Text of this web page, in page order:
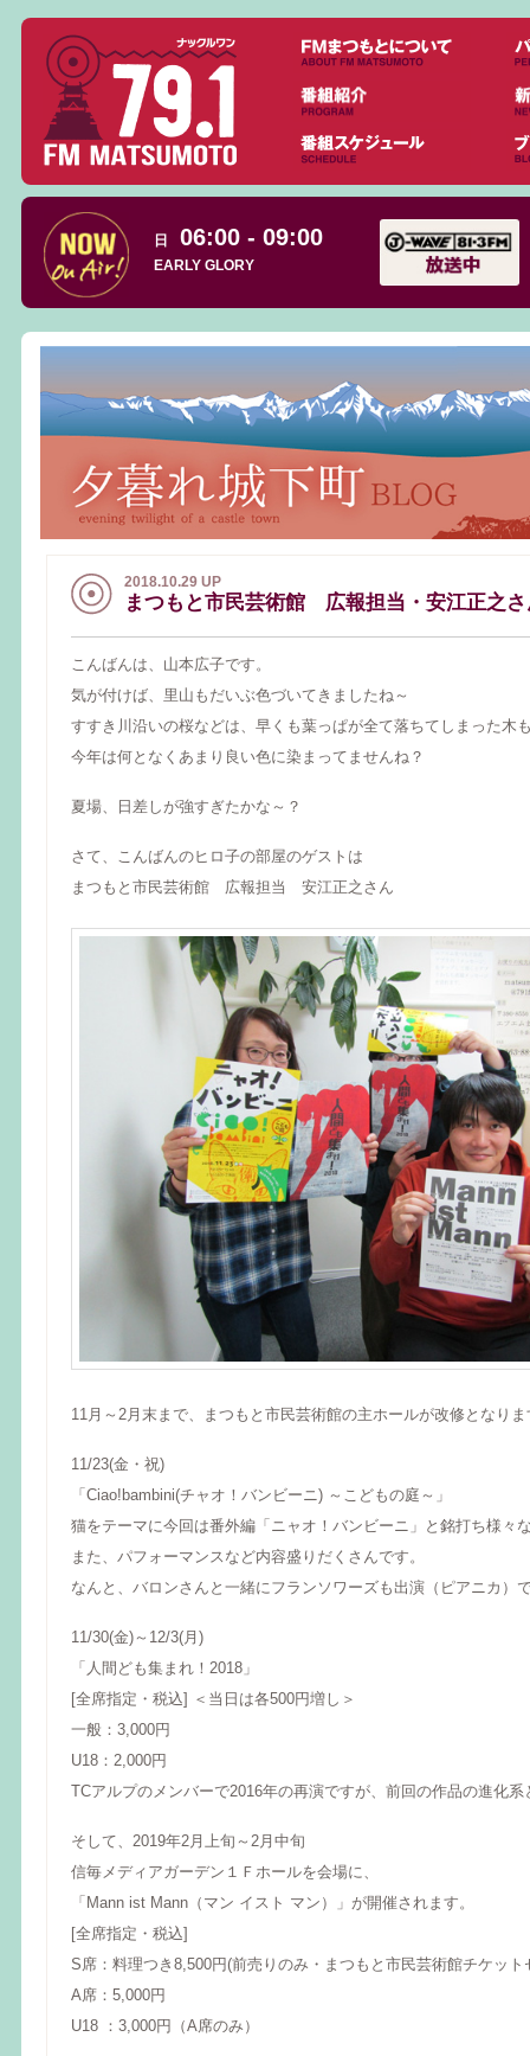
日 06:00 - 09:00
EARLY GLORY
2018.10.29 UP
まつもと市民芸術館 広報担当・安江正之さ
こんばんは、山本広子です。
気が付けば、里山もだいぶ色づいてきましたね～
すすき川沿いの桜などは、早くも葉っぱが全て落ちてしまった木
今年は何となくあまり良い色に染まってませんね？
夏場、日差しが強すぎたかな～？
さて、こんばんのヒロ子の部屋のゲストは
まつもと市民芸術館 広報担当 安江正之さん
11月～2月末まで、まつもと市民芸術館の主ホールが改修となりま
11/23(金・祝)
「Ciao!bambini(チャオ！バンビーニ) ～こどもの庭～」
猫をテーマに今回は番外編「ニャオ！バンビーニ」と銘打ち様々
また、パフォーマンスなど内容盛りだくさんです。
なんと、バロンさんと一緒にフランソワーズも出演（ピアニカ）
11/30(金)～12/3(月)
「人間ども集まれ！2018」
[全席指定・税込] ＜当日は各500円増し＞
一般：3,000円
U18：2,000円
TCアルプのメンバーで2016年の再演ですが、前回の作品の進化系
そして、2019年2月上旬～2月中旬
信毎メディアガーデン１Ｆホールを会場に、
「Mann ist Mann（マン イスト マン）」が開催されます。
[全席指定・税込]
S席：料理つき8,500円(前売りのみ・まつもと市民芸術館チケット
A席：5,000円
U18 ：3,000円（A席のみ）